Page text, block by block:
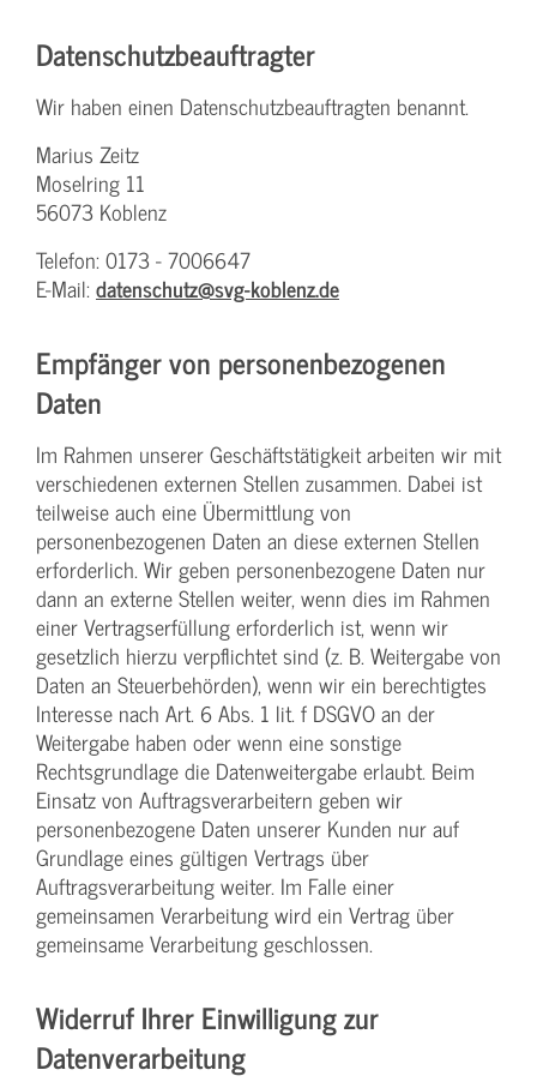
Datenschutz­beauftragter
Wir haben einen Datenschutzbeauftragten benannt.
Marius Zeitz
Moselring 11
56073 Koblenz
Telefon: 0173 - 7006647
E-Mail: datenschutz@svg-koblenz.de
Empfänger von personenbezogenen
Daten
Im Rahmen unserer Geschäftstätigkeit arbeiten wir mit
verschiedenen externen Stellen zusammen. Dabei ist
teilweise auch eine Übermittlung von
personenbezogenen Daten an diese externen Stellen
erforderlich. Wir geben personenbezogene Daten nur
dann an externe Stellen weiter, wenn dies im Rahmen
einer Vertragserfüllung erforderlich ist, wenn wir
gesetzlich hierzu verpflichtet sind (z. B. Weitergabe von
Daten an Steuerbehörden), wenn wir ein berechtigtes
Interesse nach Art. 6 Abs. 1 lit. f DSGVO an der
Weitergabe haben oder wenn eine sonstige
Rechtsgrundlage die Datenweitergabe erlaubt. Beim
Einsatz von Auftragsverarbeitern geben wir
personenbezogene Daten unserer Kunden nur auf
Grundlage eines gültigen Vertrags über
Auftragsverarbeitung weiter. Im Falle einer
gemeinsamen Verarbeitung wird ein Vertrag über
gemeinsame Verarbeitung geschlossen.
Widerruf Ihrer Einwilligung zur
Datenverarbeitung